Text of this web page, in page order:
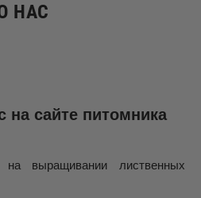
НАС
на сайте питомника
выращивании лиственных